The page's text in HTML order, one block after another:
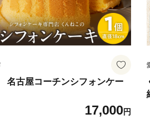
名古屋コーチンシフォンケー
17,000円